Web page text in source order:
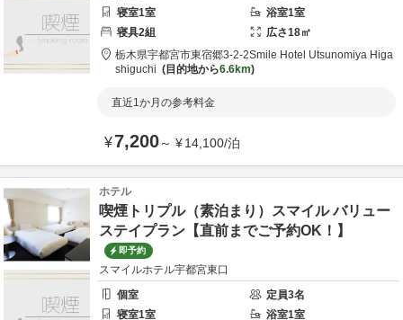
寝室1室 浴室1室
寝具2組 広さ18㎡
栃木県宇都宮市東宿郷3-2-2Smile Hotel Utsunomiya Higa
shiguchi
目的地から6.6km
直近1か月の参考料金
¥7,200～ ¥14,100/泊
ホテル
喫煙トリプル（素泊まり）スマイル バリュー
ステイプラン【直前までご予約OK！】
即予約
スマイルホテル宇都宮東口
個室
定員3名
寝室1室 浴室1室